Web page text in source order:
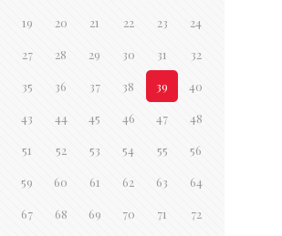
19 20 21 22 23 24
27 28 29 30 31 32
35 36 37 38 39 40
43 44 45 46 47 48
51 52 53 54 55 56
59 60 61 62 63 64
67 68 69 70 71 72